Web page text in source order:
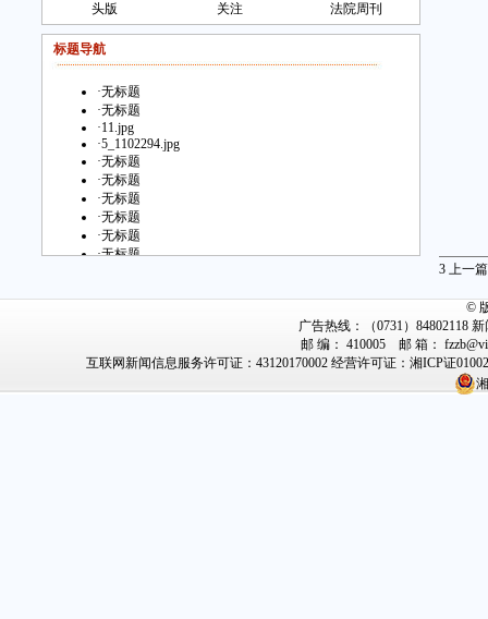
头版
关注
法院周刊
标题导航
·无标题
·无标题
·11.jpg
·5_1102294.jpg
·无标题
·无标题
·无标题
·无标题
·无标题
·无标题
·无标题
3 上一篇
©
广告热线：（0731）84802118
邮 编： 410005 邮 箱：
互联网新闻信息服务许可证：43120170002 经营许可证：湘ICP证